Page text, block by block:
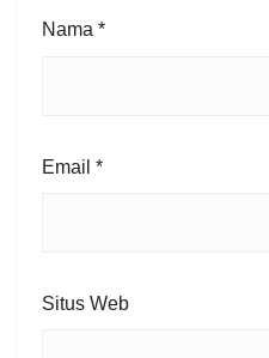
Nama *
Email *
Situs Web